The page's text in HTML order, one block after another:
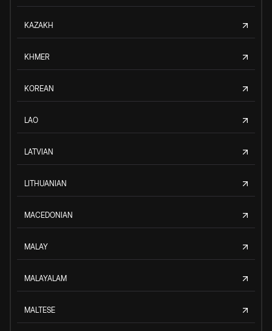
KAZAKH
KHMER
KOREAN
LAO
LATVIAN
LITHUANIAN
MACEDONIAN
MALAY
MALAYALAM
MALTESE